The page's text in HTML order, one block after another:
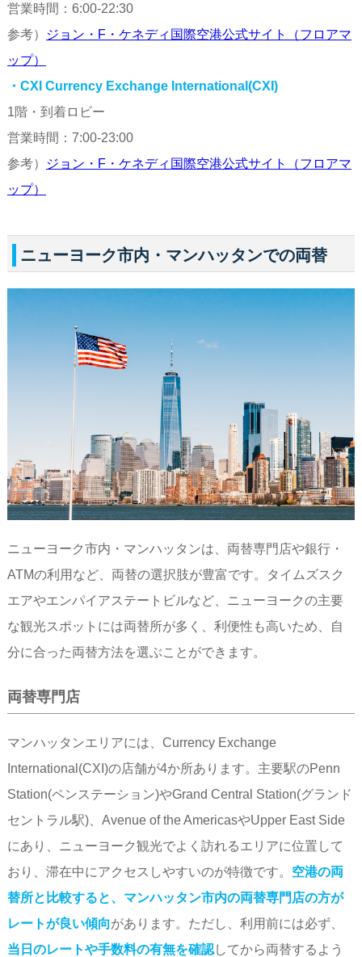
営業時間：6:00-22:30
参考）
ジョン・F・ケネディ国際空港公式サイト（フロアマ
ップ）
・CXI Currency Exchange International(CXI)
1階・到着ロビー
営業時間：7:00-23:00
参考）
ジョン・F・ケネディ国際空港公式サイト（フロアマ
ップ）
ニューヨーク市内・マンハッタンでの両替
ニューヨーク市内・マンハッタンは、両替専門店や銀行・
ATMの利用など、両替の選択肢が豊富です。タイムズスク
エアやエンパイアステートビルなど、ニューヨークの主要
な観光スポットには両替所が多く、利便性も高いため、自
分に合った両替方法を選ぶことができます。
両替専門店
マンハッタンエリアには、Currency Exchange
International(CXI)の店舗が4か所あります。主要駅のPenn
Station(ペンステーション)やGrand Central Station(グランド
セントラル駅)、Avenue of the AmericasやUpper East Side
にあり、ニューヨーク観光でよく訪れるエリアに位置して
おり、滞在中にアクセスしやすいのが特徴です。 空港の両
替所と比較すると、マンハッタン市内の両替専門店の方が
レートが良い傾向があります。ただし、利用前には必ず、
当日のレートや手数料の有無を確認してから両替するよう